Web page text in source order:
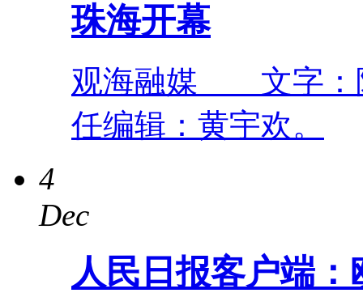
珠海开幕
观海融媒 文字：
任编辑：黄宇欢。
4
Dec
人民日报客户端